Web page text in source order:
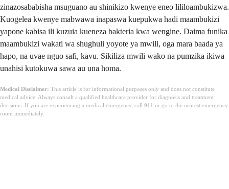
zinazosababisha msuguano au shinikizo kwenye eneo lililoambukizwa.
Kuogelea kwenye mabwawa inapaswa kuepukwa hadi maambukizi
yapone kabisa ili kuzuia kueneza bakteria kwa wengine. Daima funika
maambukizi wakati wa shughuli yoyote ya mwili, oga mara baada ya
hapo, na uvae nguo safi, kavu. Sikiliza mwili wako na pumzika ikiwa
unahisi kutokuwa sawa au una homa.
Medical Disclaimer: This article is for informational purposes only and does not constitute
medical advice. Always consult a qualified healthcare provider for diagnosis and treatment
decisions. If you are experiencing a medical emergency, call 911 or go to the nearest emergency
room immediately.